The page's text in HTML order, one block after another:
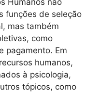
funções de seleção
mas também
como
pagamento. Em
humanos,
à psicologia,
tópicos, como